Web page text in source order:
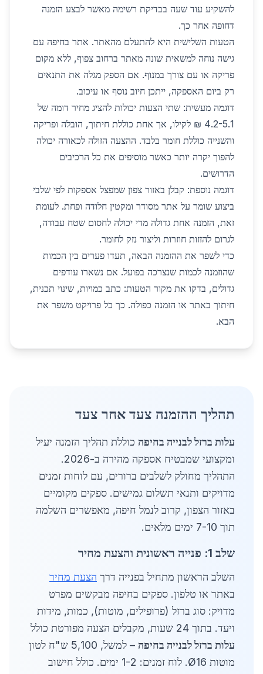
להשקיע עוד שעה בבדיקת רשימה מאשר לבצע הזמנה
דחופה אחר כך.
הטעות השלישית היא להתעלם מהאתר. אתר בחיפה עם
גישה נוחה למשאית שונה מאתר ברחוב צפוף, ללא מקום
פריקה או עם צורך במנוף. אם הספק מגלה את התנאים
רק ביום האספקה, ייתכן חיוב נוסף או עיכוב.
דוגמה מעשית: שתי הצעות יכולות להציג מחיר דומה של
4.2-5.1 ₪ לקילו, אך אחת כוללת חיתוך, הובלה ופריקה
והשנייה כוללת חומר בלבד. ההצעה הזולה לכאורה יכולה
להפוך יקרה יותר כאשר מוסיפים את כל הרכיבים
הדרושים.
דוגמה נוספת: קבלן באזור צפון שמפצל אספקות לפי שלבי
ביצוע שומר על אתר מסודר ומקטין חלודה ופחת. לעומת
זאת, הזמנה אחת גדולה מדי יכולה לחסום שטח עבודה,
לגרום להזזות חוזרות וליצור נזק לחומר.
כדי לשפר את ההזמנה הבאה, תעדו פערים בין הכמות
שהוזמנה לכמות שנצרכה בפועל. אם נשארו עודפים
גדולים, בדקו את מקור הטעות: כתב כמויות, שינוי תכנית,
חיתוך באתר או הזמנה כפולה. כך כל פרויקט משפר את
הבא.
תהליך ההזמנה צעד אחר צעד
עלות ברזל לבנייה בחיפה כוללת תהליך הזמנה יעיל
ומקצועי שמבטיח אספקה מהירה ב-2026.
התהליך מחולק לשלבים ברורים, עם לוחות זמנים
מדויקים ותנאי תשלום גמישים. ספקים מקומיים
באזור הצפון, קרוב לנמל חיפה, מאפשרים השלמה
תוך 7-10 ימים מלאים.
שלב 1: פנייה ראשונית והצעת מחיר
השלב הראשון מתחיל בפנייה דרך הצעת מחיר
באתר או טלפון. ספקים בחיפה מבקשים מפרט
מדויק: סוג ברזל (פרופילים, מוטות), כמות, מידות
ויעד. בתוך 24 שעות, מקבלים הצעה מפורטת כולל
עלות ברזל לבנייה בחיפה
– למשל, 5,100 ש"ח לטון
מוטות Ø16. לוח זמנים: 1-2 ימים. כולל חישוב